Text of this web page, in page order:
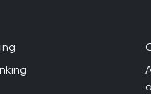
Lonking